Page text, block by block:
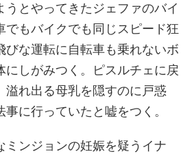
うとやってきたジェファのバイ
でもバイクでも同じスピード狂
びな運転に自転車も乗れないボ
にしがみつく。ピスルチェに戻
溢れ出る母乳を隠すのに戸惑
に行っていたと嘘をつく。
ミンジョンの妊娠を疑うイナ